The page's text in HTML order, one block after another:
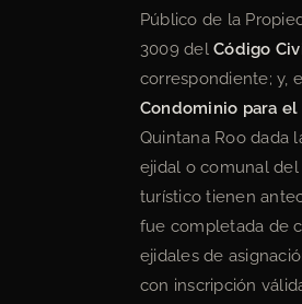
Público de la
3009 delCódigo
correspondiente; y,
Condominio para el
Quintana Roo dada
ejidal o comunal
turístico tienen
fue completada de
ejidales de
con inscripción